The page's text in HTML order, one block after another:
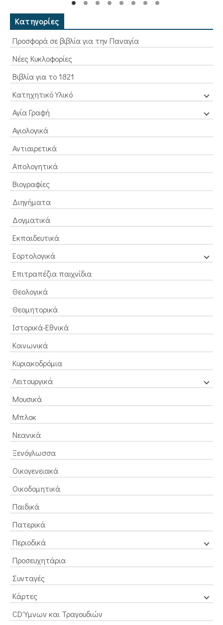
Κατηγορίες
Προσφορά σε βιβλία για την Παναγία
Νέες Κυκλοφορίες
Βιβλία για το 1821
Κατηχητικό Υλικό
Αγία Γραφή
Αγιολογικά
Αντιαιρετικά
Απολογητικά
Βιογραφίες
Διηγήματα
Δογματικά
Εκπαιδευτικά
Εορτολογικά
Επιτραπέζια παιχνίδια
Θεολογικά
Θεομητορικά
Ιστορικά-Εθνικά
Κοινωνικά
Κυριακοδρόμια
Λειτουργικά
Μουσικά
Μπλοκ
Νεανικά
Ξενόγλωσσα
Οικογενειακά
Οικοδομητικά
Παιδικά
Πατερικά
Περιοδικά
Προσευχητάρια
Συνταγές
Κάρτες
CD Ύμνων και Τραγουδιών